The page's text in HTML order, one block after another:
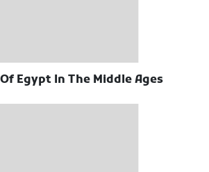
Egypt In The Middle Ages